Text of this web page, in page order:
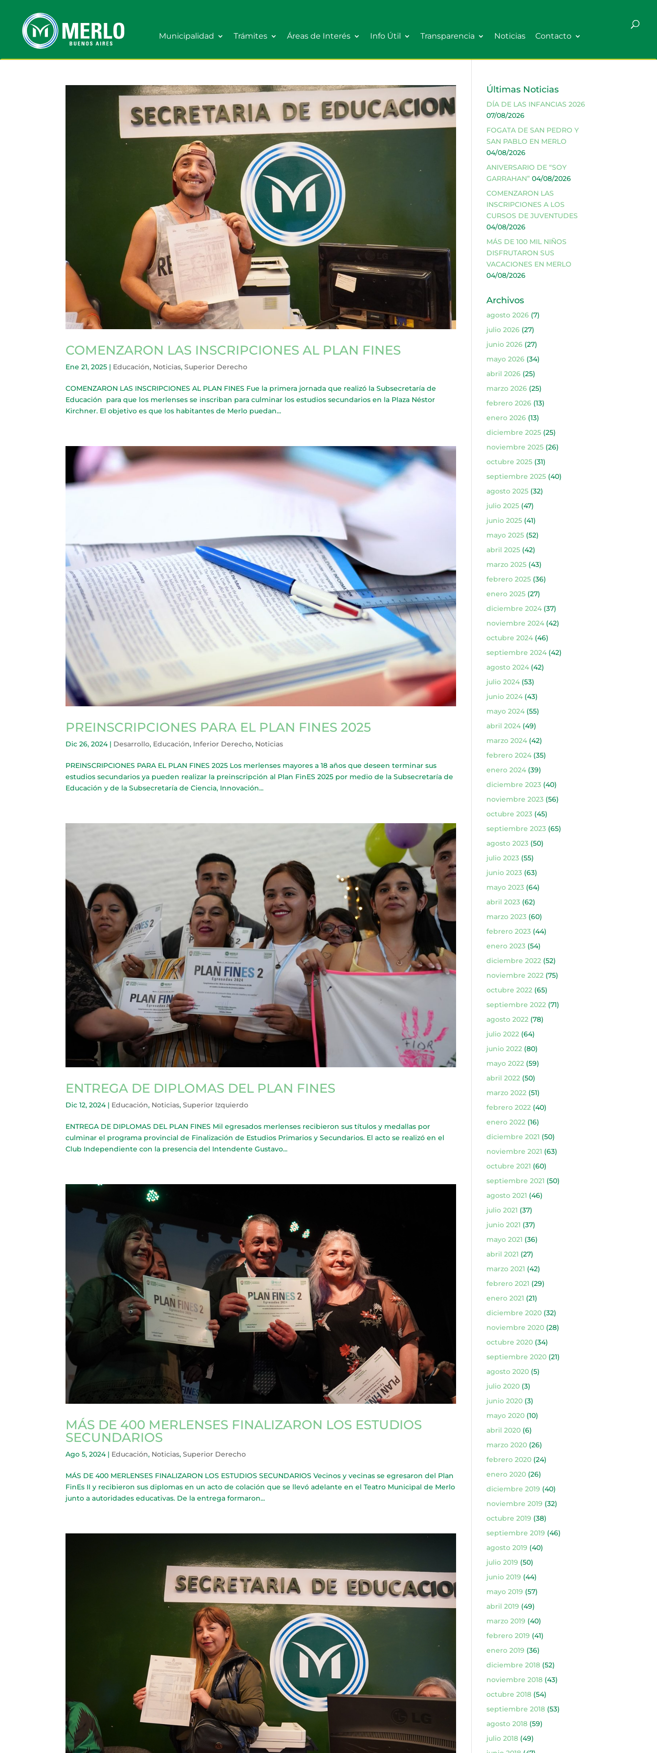
Municipalidad Trámites Áreas de Interés Info Útil Transparencia Noticias Contacto
COMENZARON LAS INSCRIPCIONES AL PLAN FINES
Ene 21, 2025 | Educación, Noticias,Superior Derecho
COMENZARON LAS INSCRIPCIONES AL PLAN FINES Fue la primera jornada que realizó la Subsecretaría de
Educación para que los merlenses se inscriban para culminar los estudios secundarios en la Plaza Néstor
Kirchner. El objetivo es que los habitantes de Merlo puedan...
PREINSCRIPCIONES PARA EL PLAN FINES 2025
Dic 26, 2024| Desarrollo, Educación, Inferior Derecho, Noticias
PREINSCRIPCIONES PARA EL PLAN FINES 2025 Los merlenses mayores a 18 años que deseen terminar sus
estudios secundarios ya pueden realizar la preinscripción al Plan FinES 2025 por medio de la Subsecretaría de
Educación y de la Subsecretaría de Ciencia, Innovación...
ENTREGA DE DIPLOMAS DEL PLAN FINES
Dic 12, 2024| Educación, Noticias,Superior Izquierdo
ENTREGA DE DIPLOMAS DEL PLAN FINES Mil egresados merlenses recibieron sus títulos y medallas por
culminar el programa provincial de Finalización de Estudios Primarios y Secundarios. El acto se realizó en el
Club Independiente con la presencia del Intendente Gustavo...
MÁS DE 400 MERLENSES FINALIZARON LOS ESTUDIOS
SECUNDARIOS
Ago 5, 2024| Educación, Noticias,Superior Derecho
MÁS DE 400 MERLENSES FINALIZARON LOS ESTUDIOS SECUNDARIOS Vecinos y vecinas se egresaron del Plan
FinEs II y recibieron sus diplomas en un acto de colación que se llevó adelante en el Teatro Municipal de Merlo
junto a autoridades educativas. De la entrega formaron...
Últimas Noticias
DÍA DE LAS INFANCIAS 2026
07/08/2026
FOGATA DE SAN PEDRO Y
SAN PABLO EN MERLO
04/08/2026
ANIVERSARIO DE “SOY
GARRAHAN” 04/08/2026
COMENZARON LAS
INSCRIPCIONES A LOS
CURSOS DE JUVENTUDES
04/08/2026
MÁS DE 100 MIL NIÑOS
DISFRUTARON SUS
VACACIONES EN MERLO
04/08/2026
Archivos
agosto 2026(7)
julio 2026(27)
junio 2026(27)
mayo 2026(34)
abril 2026(25)
marzo 2026(25)
febrero 2026(13)
enero 2026(13)
diciembre 2025(25)
noviembre 2025(26)
octubre 2025(31)
septiembre 2025(40)
agosto 2025(32)
julio 2025(47)
junio 2025(41)
mayo 2025(52)
abril 2025(42)
marzo 2025(43)
febrero 2025(36)
enero 2025(27)
diciembre 2024(37)
noviembre 2024(42)
octubre 2024(46)
septiembre 2024(42)
agosto 2024(42)
julio 2024(53)
junio 2024(43)
mayo 2024(55)
abril 2024(49)
marzo 2024(42)
febrero 2024(35)
enero 2024(39)
diciembre 2023(40)
noviembre 2023(56)
octubre 2023(45)
septiembre 2023(65)
agosto 2023(50)
julio 2023(55)
junio 2023(63)
mayo 2023(64)
abril 2023(62)
marzo 2023(60)
febrero 2023(44)
enero 2023(54)
diciembre 2022(52)
noviembre 2022(75)
octubre 2022(65)
septiembre 2022(71)
agosto 2022(78)
julio 2022(64)
junio 2022(80)
mayo 2022(59)
abril 2022(50)
marzo 2022(51)
febrero 2022(40)
enero 2022(16)
diciembre 2021 (50)
noviembre 2021 (63)
octubre 2021 (60)
septiembre 2021 (50)
agosto 2021 (46)
julio 2021 (37)
junio 2021 (37)
mayo 2021 (36)
abril 2021 (27)
marzo 2021 (42)
febrero 2021 (29)
enero 2021 (21)
diciembre 2020(32)
noviembre 2020(28)
octubre 2020(34)
septiembre 2020(21)
agosto 2020(5)
julio 2020(3)
junio 2020(3)
mayo 2020(10)
abril 2020(6)
marzo 2020(26)
febrero 2020(24)
enero 2020(26)
diciembre 2019 (40)
noviembre 2019 (32)
octubre 2019 (38)
septiembre 2019 (46)
agosto 2019 (40)
julio 2019 (50)
junio 2019 (44)
mayo 2019 (57)
abril 2019 (49)
marzo 2019 (40)
febrero 2019 (41)
enero 2019 (36)
diciembre 2018(52)
noviembre 2018(43)
octubre 2018(54)
septiembre 2018(53)
agosto 2018(59)
julio 2018(49)